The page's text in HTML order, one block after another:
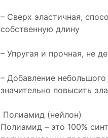
– Сверх эластичная,
собственную длину
– Упругая и прочная, не
– Добавление
значительно повысить
Полиамид (нейлон)
Полиамид – это 100%